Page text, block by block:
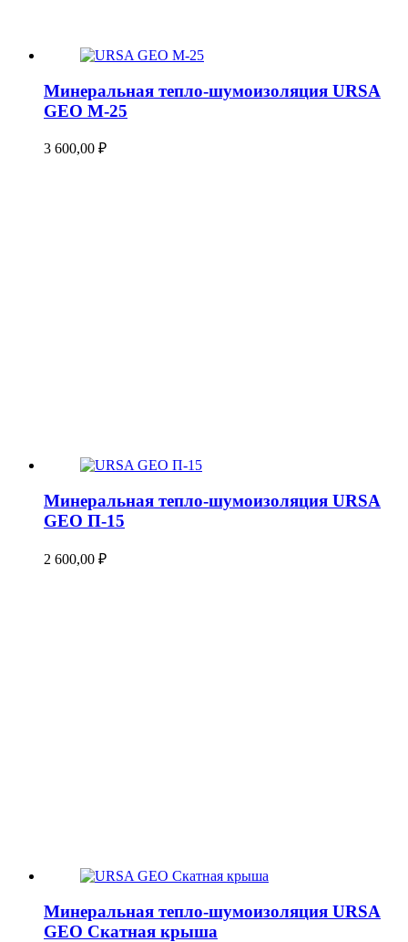
Минеральная тепло-шумоизоляция URSA
GEO М-25
3 600,00 ₽
Минеральная тепло-шумоизоляция URSA
GEO П-15
2 600,00 ₽
Минеральная тепло-шумоизоляция URSA
GEO Скатная крыша